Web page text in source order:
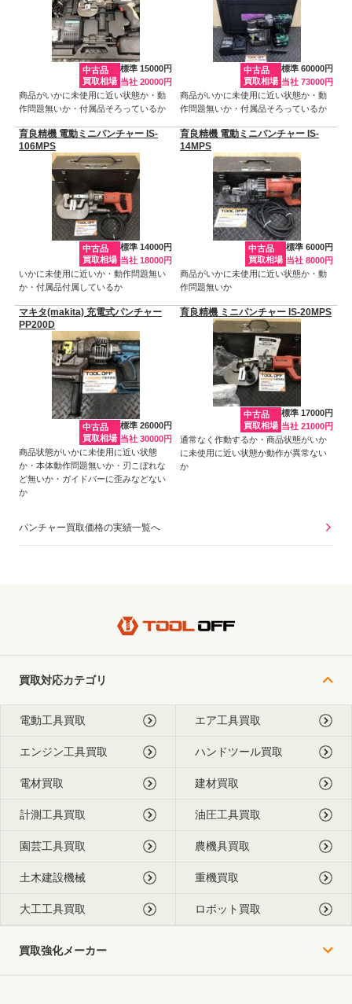
中古品
買取相場
標準 15000円
当社 20000円
商品がいかに未使用に近い状態か・動
作問題無いか・付属品そろっているか
中古品
買取相場
標準 60000円
当社 73000円
商品がいかに未使用に近い状態か・動
作問題無いか・付属品そろっているか
育良精機 電動ミニパンチャー IS-
106MPS
中古品
買取相場
標準 14000円
当社 18000円
いかに未使用に近いか・動作問題無い
か・付属品付属しているか
育良精機 電動ミニパンチャー IS-
14MPS
中古品
買取相場
標準 6000円
当社 8000円
商品がいかに未使用に近い状態か・動
作問題無いか
マキタ(makita) 充電式パンチャー
PP200D
中古品
買取相場
標準 26000円
当社 30000円
商品状態がいかに未使用に近い状態
か・本体動作問題無いか・刃こぼれな
ど無いか・ガイドバーに歪みなどない
か
育良精機 ミニパンチャー IS-20MPS
中古品
買取相場
標準 17000円
当社 21000円
通常なく作動するか・商品状態がいか
に未使用に近い状態か動作が異常ない
か
パンチャー買取価格の実績一覧へ
買取対応カテゴリ
電動工具買取 エア工具買取
エンジン工具買取 ハンドツール買取
電材買取 建材買取
計測工具買取 油圧工具買取
園芸工具買取 農機具買取
土木建設機械 重機買取
大工工具買取 ロボット買取
買取強化メーカー